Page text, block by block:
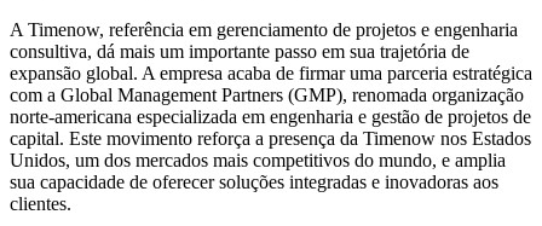
A Timenow, referência em gerenciamento de projetos e engenharia
consultiva, dá mais um importante passo em sua trajetória de
expansão global. A empresa acaba de firmar uma parceria estratégica
com a Global Management Partners (GMP), renomada organização
norte-americana especializada em engenharia e gestão de projetos de
capital. Este movimento reforça a presença da Timenow nos Estados
Unidos, um dos mercados mais competitivos do mundo, e amplia
sua capacidade de oferecer soluções integradas e inovadoras aos
clientes.